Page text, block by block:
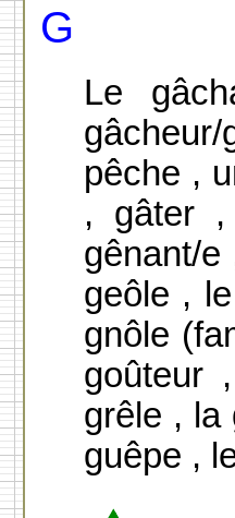
G
Le
pêche ,
, gâter ,
gênant/e
geôle ,
gnôle
goûteur
grêle , la
guêpe ,